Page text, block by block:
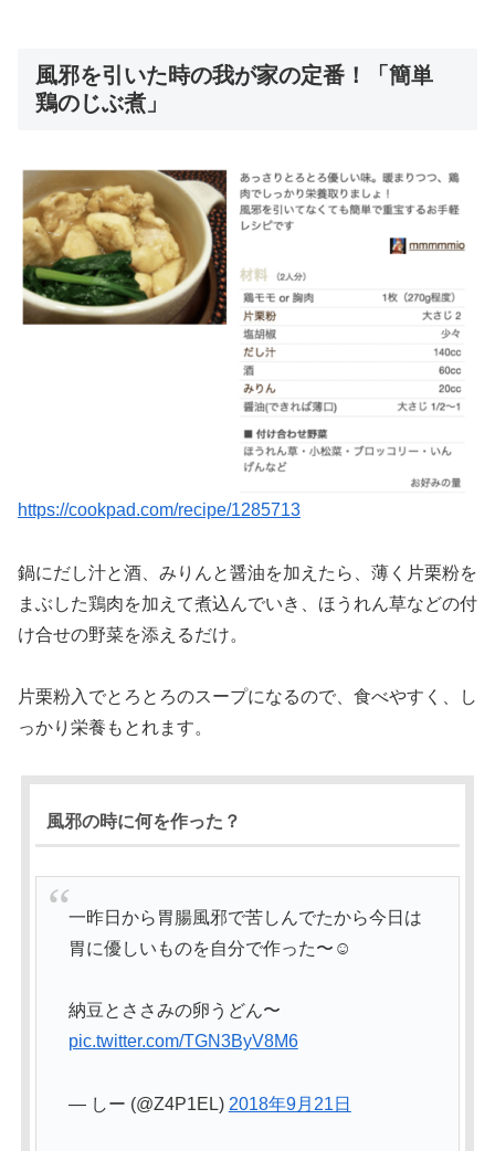
風邪を引いた時の我が家の定番！「簡単
鶏のじぶ煮」
https://cookpad.com/recipe/1285713
鍋にだし汁と酒、みりんと醤油を加えたら、薄く片栗粉を
まぶした鶏肉を加えて煮込んでいき、ほうれん草などの付
け合せの野菜を添えるだけ。
片栗粉入でとろとろのスープになるので、食べやすく、し
っかり栄養もとれます。
風邪の時に何を作った？
一昨日から胃腸風邪で苦しんでたから今日は
胃に優しいものを自分で作った〜☺️
納豆とささみの卵うどん〜
pic.twitter.com/TGN3ByV8M6
— しー (@Z4P1EL) 2018年9月21日